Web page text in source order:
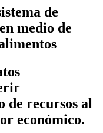
de
medio de
de recursos al
económico.